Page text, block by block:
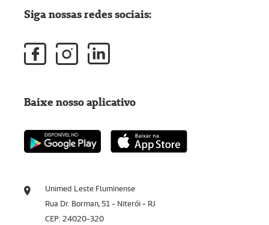
Unimed Leste Fluminense
Rua Dr. Borman, 51 - Niterói - RJ
CEP: 24020-320
Siga nossas redes sociais:
Baixe nosso aplicativo